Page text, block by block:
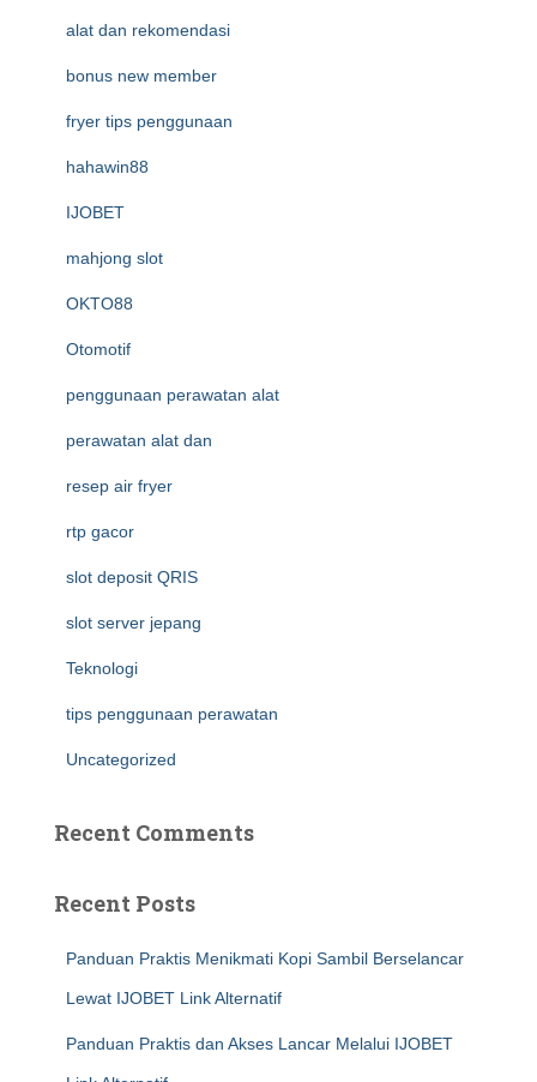
alat dan rekomendasi
bonus new member
fryer tips penggunaan
hahawin88
IJOBET
mahjong slot
OKTO88
Otomotif
penggunaan perawatan alat
perawatan alat dan
resep air fryer
rtp gacor
slot deposit QRIS
slot server jepang
Teknologi
tips penggunaan perawatan
Uncategorized
Recent Comments
Recent Posts
Panduan Praktis Menikmati Kopi Sambil Berselancar
Lewat IJOBET Link Alternatif
Panduan Praktis dan Akses Lancar Melalui IJOBET